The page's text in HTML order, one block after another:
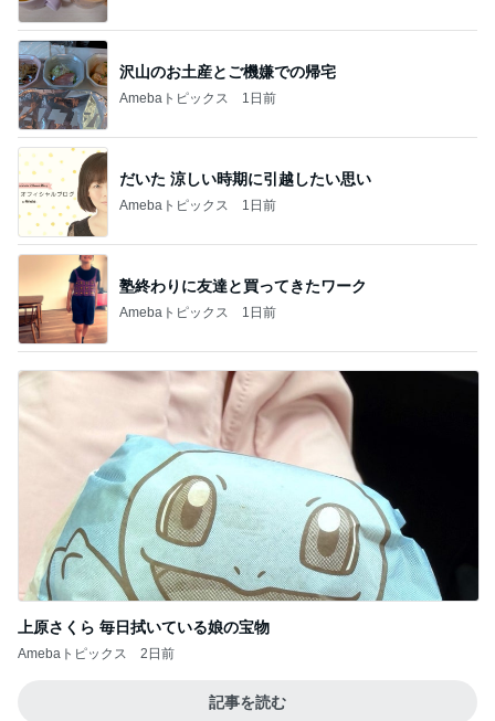
沢山のお土産とご機嫌での帰宅
Amebaトピックス 1日前
だいた 涼しい時期に引越したい思い
Amebaトピックス 1日前
塾終わりに友達と買ってきたワーク
Amebaトピックス 1日前
上原さくら 毎日拭いている娘の宝物
Amebaトピックス 2日前
記事を読む